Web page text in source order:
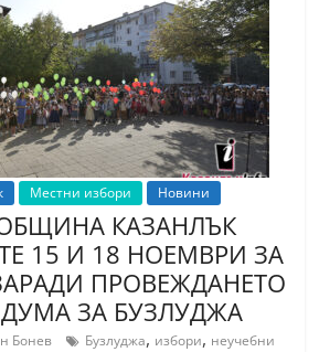
Местни избори Новини
КАЗАНЛЪК
15 И 18 НОЕМВРИ ЗА
ПРОВЕЖДАНЕТО
ЗА БУЗЛУДЖА
Бонев Бузлуджа, избори, неучебни